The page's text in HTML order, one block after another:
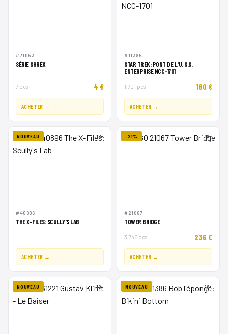
#71053
SÉRIE SHREK
7 pcs 4 €
ACHETER →
#11385
STAR TREK: PONT DE L'U. S.S.
ENTERPRISE NCC-1701
1,701 pcs 180 €
ACHETER →
NOUVEAU 18+
#40896
THE X-FILES: SCULLY'S LAB
ACHETER →
-21% 18+
#21067
TOWER BRIDGE
3,745 pcs 236 €
ACHETER →
NOUVEAU 18+ NOUVEAU 18+